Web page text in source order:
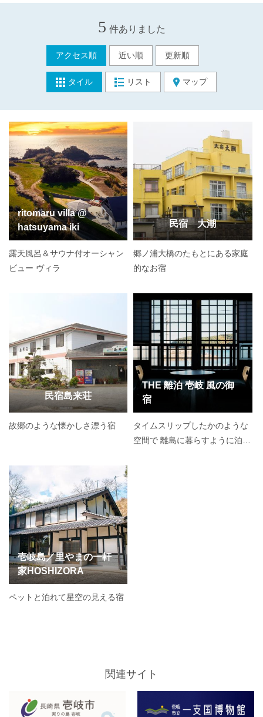
5 件ありました
アクセス順 近い順 更新順
タイル リスト マップ
ritomaru villa @
hatsuyama iki
露天風呂＆サウナ付オーシャン
ビュー ヴィラ
民宿 大潮
郷ノ浦大橋のたもとにある家庭
的なお宿
民宿島来荘
故郷のような懐かしさ漂う宿
THE 離泊 壱岐 風の御
宿
タイムスリップしたかのような
空間で 離島に暮らすように泊ま
壱岐島／里やまの一軒
家HOSHIZORA
ペットと泊れて星空の見える宿
関連サイト